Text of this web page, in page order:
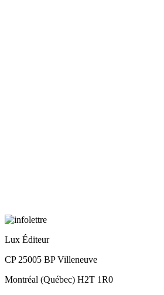
Lux Éditeur
CP 25005 BP Villeneuve
Montréal (Québec) H2T 1R0